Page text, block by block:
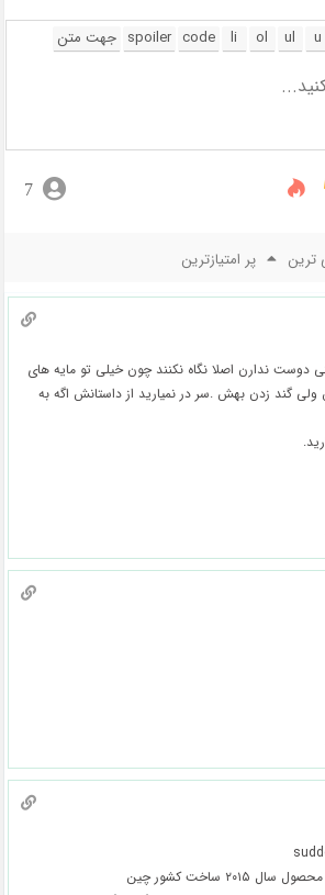
7
ترین پر امتیازترین
دوست ندارن اصلا نگاه نکنند چون خیلی تو مایه های
گند زدن بهش .سر در نمیارید از داستانش اگه به
ساخت کشور چین